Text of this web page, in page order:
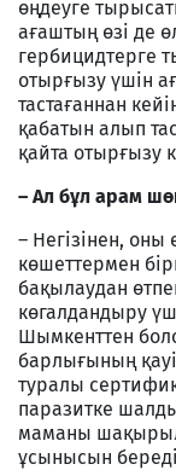
өңдеуге
ағаштың өзі де
гербицидтерге
отырғызу үшін
тастағаннан
қабатын алып
қайта отырғызу
– Ал бұл арам
– Негізінен, оны
көшеттермен
бақылаудан
көгалдандыру
Шымкенттен
барлығының
туралы
паразитке
маманы
ұсынысын